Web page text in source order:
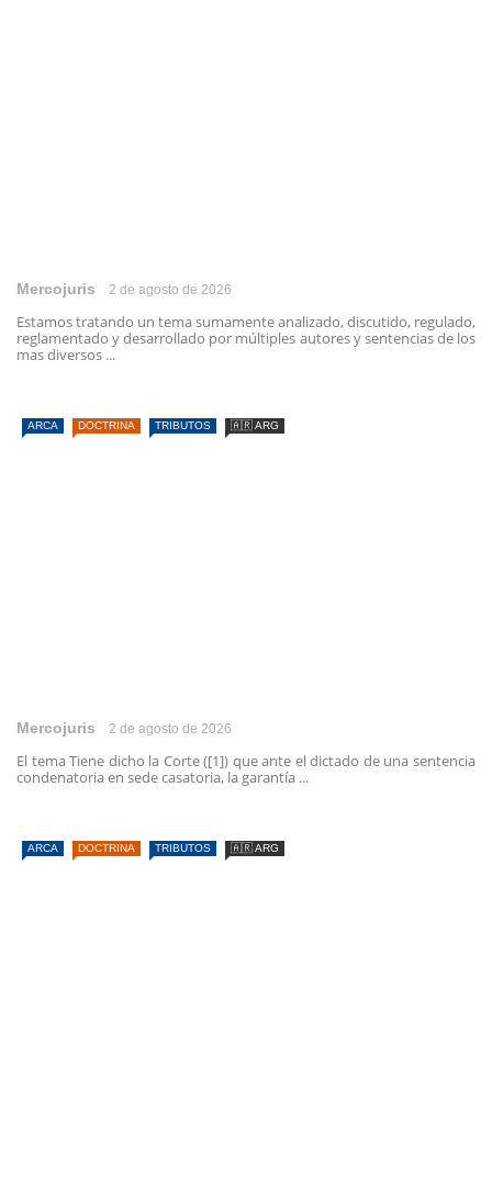
Mercojuris 2 de agosto de 2026
Estamos tratando un tema sumamente analizado, discutido, regulado,
reglamentado y desarrollado por múltiples autores y sentencias de los
mas diversos ...
ARCA DOCTRINA TRIBUTOS 🇦🇷 ARG
Mercojuris 2 de agosto de 2026
El tema Tiene dicho la Corte ([1]) que ante el dictado de una sentencia
condenatoria en sede casatoria, la garantía ...
ARCA DOCTRINA TRIBUTOS 🇦🇷 ARG